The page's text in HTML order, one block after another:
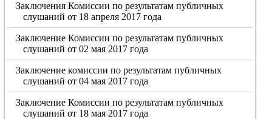
Заключения Комиссии по результатам публичных
слушаний от 18 апреля 2017 года
Заключение Комиссии по результатам публичных
слушаний от 02 мая 2017 года
Заключение комиссии по результатам публичных
слушаний от 04 мая 2017 года
Заключение Комиссии по результатам публичных
слушаний от 18 мая 2017 года